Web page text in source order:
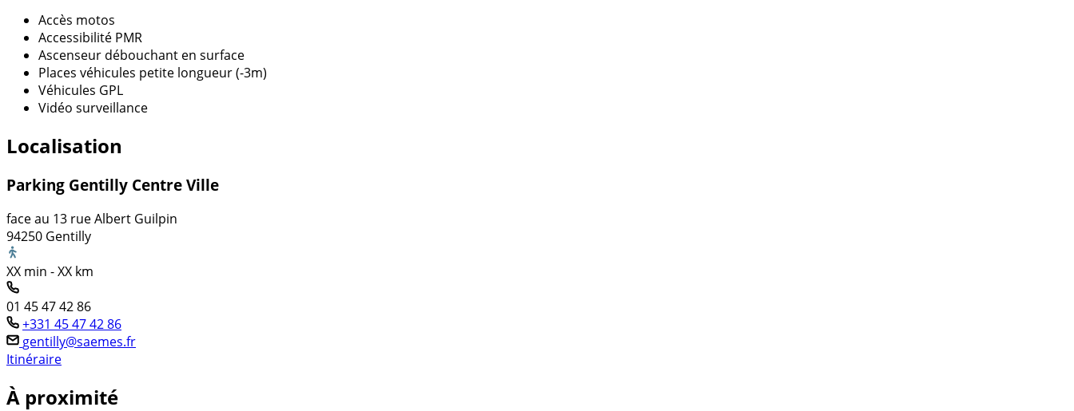
Accès motos
Accessibilité PMR
Ascenseur débouchant en surface
Places véhicules petite longueur (-3m)
Véhicules GPL
Vidéo surveillance
Localisation
Parking Gentilly Centre Ville
face au 13 rue Albert Guilpin
94250 Gentilly
XX min - XX km
01 45 47 42 86
+331 45 47 42 86
gentilly@saemes.fr
Itinéraire
À proximité